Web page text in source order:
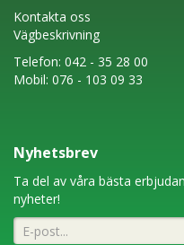
Kontakta oss
Vägbeskrivning
Telefon: 042 - 35 28 00
Mobil: 076 - 103 09 33
Nyhetsbrev
Ta del av våra bästa
nyheter!